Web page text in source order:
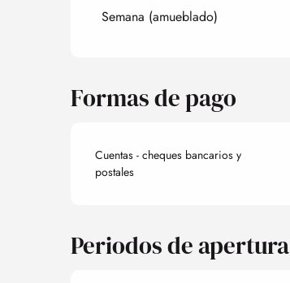
Tarifas 2027
Semana (amueblado)
Formas de pago
Cuentas - cheques bancarios y
postales
Periodos de apertura